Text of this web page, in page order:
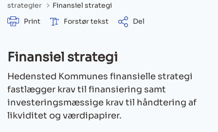
strategier
Finansiel strategi
Print
Forstør tekst Del
Finansiel strategi
Hedensted Kommunes finansielle strategi
fastlægger krav til finansiering samt
investeringsmæssige krav til håndtering af
likviditet og værdipapirer.